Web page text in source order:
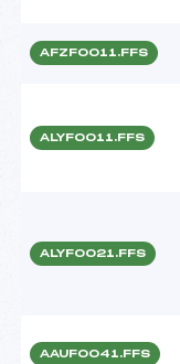
AFZF0011.FFS
ALYF0011.FFS
ALYF0021.FFS
AAUF0041.FFS